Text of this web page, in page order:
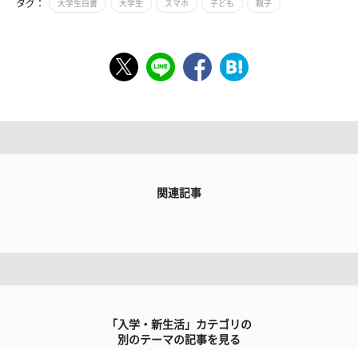
タグ： 大学生白書 大学生 スマホ 子ども 親子
関連記事
「入学・新生活」カテゴリの
別のテーマの記事を見る